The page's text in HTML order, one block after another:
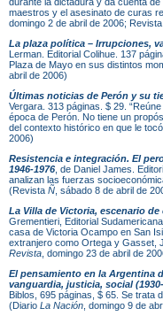
maestros y el asesinato de curas
domingo 2 de abril de 2006;
La plaza política – Irrupciones,
Lerman. Editorial Colihue. 137
Plaza de Mayo en sus distintos
abril de 2006)
Últimas noticias de Perón y su
Vergara. 313 páginas. $ 29.
época de Perón. No tiene un
del contexto histórico en que le
2006)
Resistencia e integración. El
1946-1976 , de Daniel James.
analizan las fuerzas
(Revista Ñ , sábado 8 de abril de
La Villa de Victoria, escenario de
Grementieri, Editorial
casa de Victoria Ocampo en San
extranjero como Ortega y Gasset,
Revista , domingo 23 de abril de
El pensamiento en la Argentina
vanguardia, justicia, social
Biblos, 695 páginas, $ 65. Se trata
(Diario La Nación , domingo 9 de